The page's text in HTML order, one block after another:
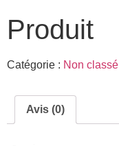
Produit
Catégorie : Non classé
Avis (0)